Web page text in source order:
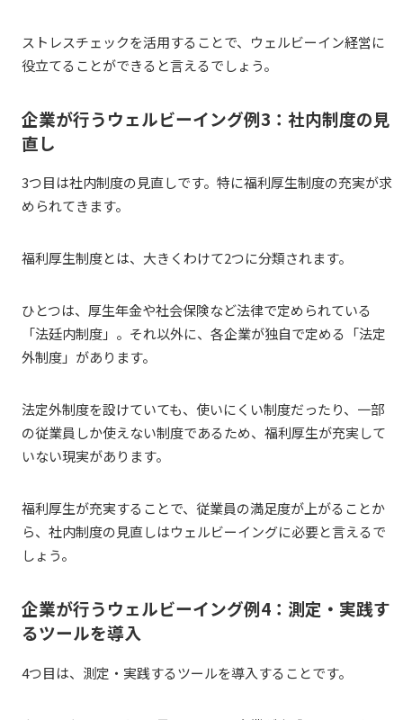
ストレスチェックを活用することで、ウェルビーイン経営に
役立てることができると言えるでしょう。
企業が行うウェルビーイング例3：社内制度の見
直し
3つ目は社内制度の見直しです。特に福利厚生制度の充実が求
められてきます。
福利厚生制度とは、大きくわけて2つに分類されます。
ひとつは、厚生年金や社会保険など法律で定められている
「法廷内制度」。それ以外に、各企業が独自で定める「法定
外制度」があります。
法定外制度を設けていても、使いにくい制度だったり、一部
の従業員しか使えない制度であるため、福利厚生が充実して
いない現実があります。
福利厚生が充実することで、従業員の満足度が上がることか
ら、社内制度の見直しはウェルビーイングに必要と言えるで
しょう。
企業が行うウェルビーイング例4：測定・実践す
るツールを導入
4つ目は、測定・実践するツールを導入することです。